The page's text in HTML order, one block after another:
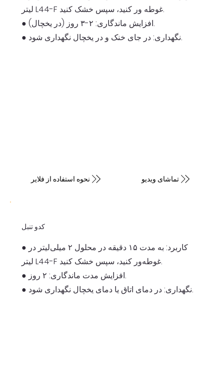
لیتر L44-F غوطه ور کنید، سپس خشک کنید.
● افزایش ماندگاری: ۲-۳ روز (در یخچال).
● نگهداری: در جای خنک و در یخچال نگهداری شود.
نحوه استفاده از فلایر تماشای ویدیو
کدو تنبل
● کاربرد: به مدت ۱۵ دقیقه در محلول ۲ میلی‌لیتر در
لیتر L44-F غوطه‌ور کنید، سپس خشک کنید.
● افزایش مدت ماندگاری: ۲ روز.
● نگهداری: در دمای اتاق یا دمای یخچال نگهداری شود.